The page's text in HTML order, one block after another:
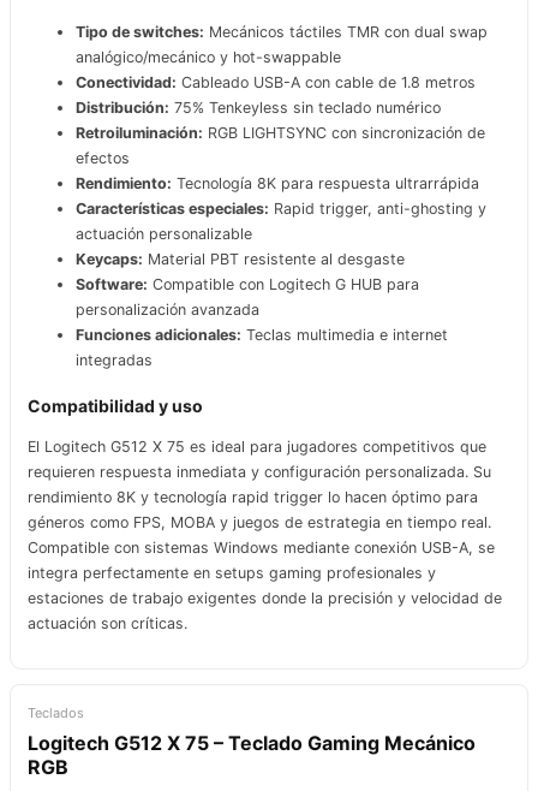
Tipo de switches: Mecánicos táctiles TMR con dual swap
analógico/mecánico y hot-swappable
Conectividad: Cableado USB-A con cable de 1.8 metros
Distribución: 75% Tenkeyless sin teclado numérico
Retroiluminación: RGB LIGHTSYNC con sincronización de
efectos
Rendimiento: Tecnología 8K para respuesta ultrarrápida
Características especiales: Rapid trigger, anti-ghosting y
actuación personalizable
Keycaps: Material PBT resistente al desgaste
Software: Compatible con Logitech G HUB para
personalización avanzada
Funciones adicionales: Teclas multimedia e internet
integradas
Compatibilidad y uso
El Logitech G512 X 75 es ideal para jugadores competitivos que
requieren respuesta inmediata y configuración personalizada. Su
rendimiento 8K y tecnología rapid trigger lo hacen óptimo para
géneros como FPS, MOBA y juegos de estrategia en tiempo real.
Compatible con sistemas Windows mediante conexión USB-A, se
integra perfectamente en setups gaming profesionales y
estaciones de trabajo exigentes donde la precisión y velocidad de
actuación son críticas.
Teclados
Logitech G512 X 75 – Teclado Gaming Mecánico
RGB